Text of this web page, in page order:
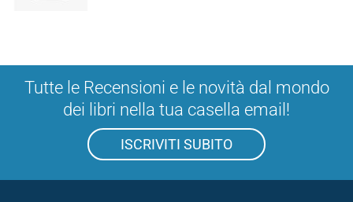
Tutte le Recensioni e le novità dal mondo
dei libri nella tua casella email!
ISCRIVITI SUBITO